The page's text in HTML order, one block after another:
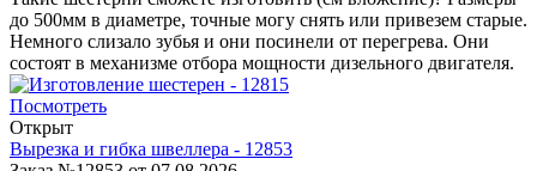
до 500мм в диаметре, точные могу снять или привезем старые.
Немного слизало зубья и они посинели от перегрева. Они
состоят в механизме отбора мощности дизельного двигателя.
Посмотреть
Открыт
Вырезка и гибка швеллера - 12853